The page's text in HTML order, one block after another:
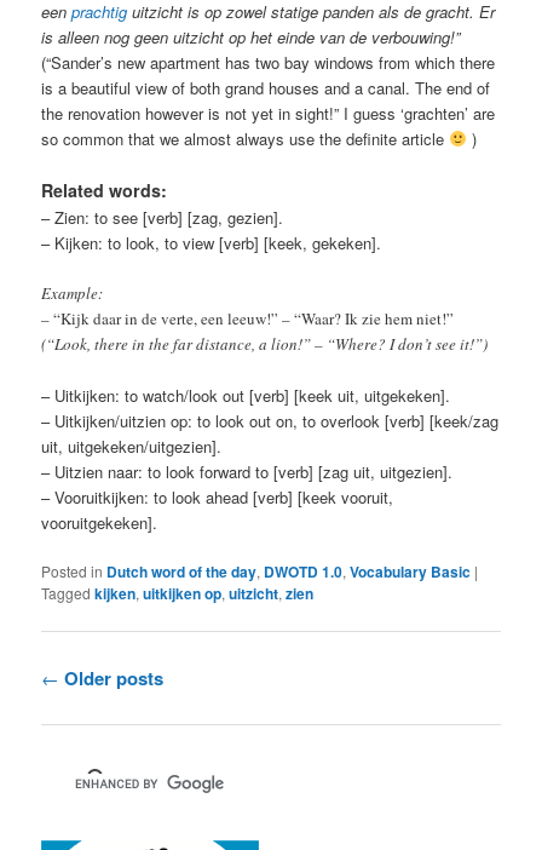
eenprachtig uitzicht is op zowel statige panden als de gracht. Er
is alleen nog geen uitzicht op het einde van de verbouwing!”
(“Sander’s new apartment has two bay windows from which there
is a beautiful view of both grand houses and a canal. The end of
the renovation however is not yet in sight!” I guess ‘grachten’ are
so common that we almost always use the definite article
)
Related words:
– Zien: to see [verb] [zag, gezien].
– Kijken: to look, to view [verb] [keek, gekeken].
Example:
– “Kijk daar in de verte, een leeuw!” – “Waar? Ik zie hem niet!”
(“Look, there in the far distance, a lion!” – “Where? I don’t see it!”)
– Uitkijken: to watch/look out [verb] [keek uit, uitgekeken].
– Uitkijken/uitzien op: to look out on, to overlook [verb] [keek/zag
uit, uitgekeken/uitgezien].
– Uitzien naar: to look forward to [verb] [zag uit, uitgezien].
– Vooruitkijken: to look ahead [verb] [keek vooruit,
vooruitgekeken].
Posted in Dutch word of the day, DWOTD 1.0,Vocabulary Basic |
Tagged kijken,uitkijken op,uitzicht,zien
Post
← Older posts